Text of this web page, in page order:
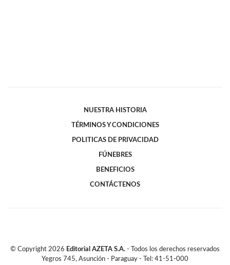
NUESTRA HISTORIA
TÉRMINOS Y CONDICIONES
POLITICAS DE PRIVACIDAD
FÚNEBRES
BENEFICIOS
CONTÁCTENOS
© Copyright 2026 Editorial AZETA S.A. - Todos los derechos reservados
Yegros 745, Asunción - Paraguay - Tel: 41-51-000